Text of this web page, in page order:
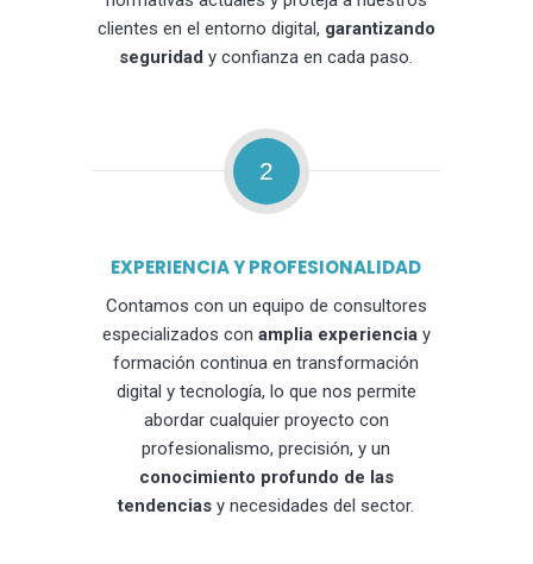
clientes en el entorno digital, garantizando
seguridad y confianza en cada paso.
2
EXPERIENCIA Y PROFESIONALIDAD
Contamos con un equipo de consultores
especializados con amplia experienciay
formación continua en transformación
digital y tecnología, lo que nos permite
abordar cualquier proyecto con
profesionalismo, precisión, y un
conocimiento profundo de las
tendencias y necesidades del sector.